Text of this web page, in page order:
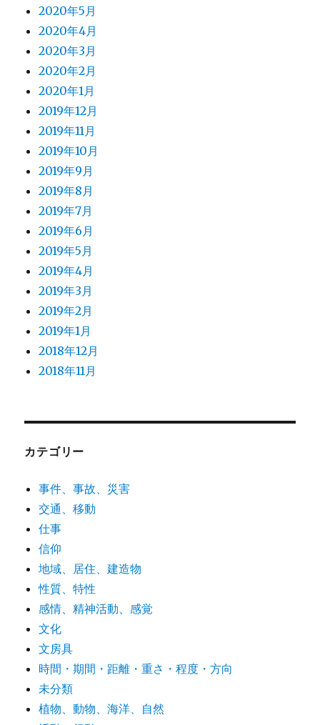
2020年5月
2020年4月
2020年3月
2020年2月
2020年1月
2019年12月
2019年11月
2019年10月
2019年9月
2019年8月
2019年7月
2019年6月
2019年5月
2019年4月
2019年3月
2019年2月
2019年1月
2018年12月
2018年11月
カテゴリー
事件、事故、災害
交通、移動
仕事
信仰
地域、居住、建造物
性質、特性
感情、精神活動、感覚
文化
文房具
時間・期間・距離・重さ・程度・方向
未分類
植物、動物、海洋、自然